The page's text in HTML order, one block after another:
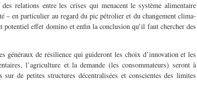
des rela­tions entre les crises qui men­a­cent le sys­tème ali­men­taire
– en particulier au regard du pic pétrolier et du change­ment cli­ma­
poten­tiel effet domino et enfin la con­clu­sion qu’il faut chercher des
généraux de résilience qui guideront les choix d’innovation et les
l’agriculture et la demande (les con­som­ma­teurs) seront à
sur de petites struc­tures décen­tral­isées et con­scientes des lim­ites